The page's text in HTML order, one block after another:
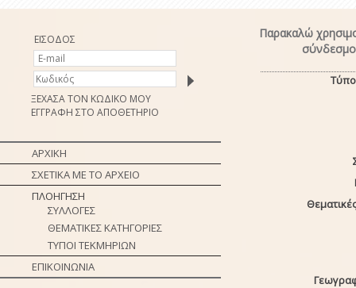
ΕΙΣΟΔΟΣ
ΞΕΧΑΣΑ ΤΟΝ ΚΩΔΙΚΟ ΜΟΥ
ΕΓΓΡΑΦΗ ΣΤΟ ΑΠΟΘΕΤΗΡΙΟ
ΑΡΧΙΚΗ
ΣΧΕΤΙΚΑ ΜΕ ΤΟ ΑΡΧΕΙΟ
ΠΛΟΗΓΗΣΗ
ΣΥΛΛΟΓΕΣ
ΘΕΜΑΤΙΚΕΣ ΚΑΤΗΓΟΡΙΕΣ
ΤΥΠΟΙ ΤΕΚΜΗΡΙΩΝ
ΕΠΙΚΟΙΝΩΝΙΑ
Παρακαλώ